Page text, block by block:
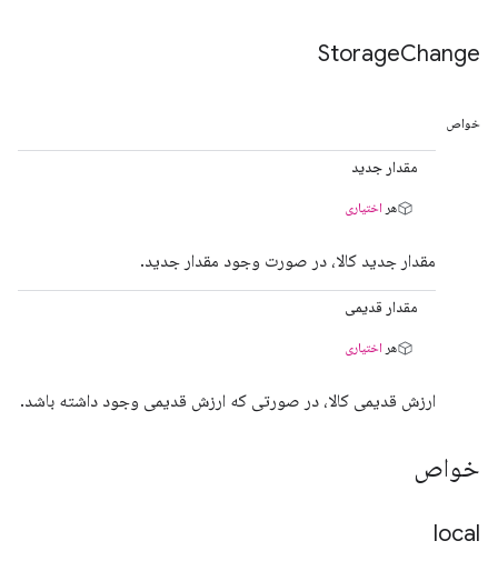
StorageChange
خواص
مقدار جدید
هر اختیاری
مقدار جدید کالا، در صورت وجود مقدار جدید.
مقدار قدیمی
هر اختیاری
ارزش قدیمی کالا، در صورتی که ارزش قدیمی وجود داشته باشد.
خواص
local